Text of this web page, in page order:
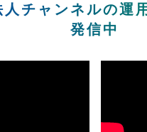
人チャンネルの運
発信中